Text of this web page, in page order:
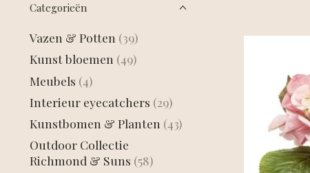
Categorieën
Vazen & Potten (39)
Kunst bloemen (49)
Meubels (4)
Interieur eyecatchers (29)
Kunstbomen & Planten (43)
Outdoor Collectie
Richmond & Suns (58)